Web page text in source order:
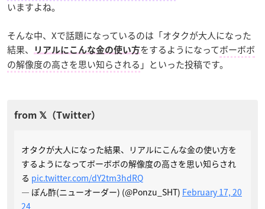
いますよね。
そんな中、Xで話題になっているのは「オタクが大人になった
結果、
リアルにこんな金の使い方をするようになってボーボボ
の解像度の高さを思い知らされる 」といった投稿です。
オタクが大人になった結果、リアルにこんな金の使い方を
するようになってボーボボの解像度の高さを思い知らされ
る pic.twitter.com/dY2tm3hdRQ
— ぽん酢(ニューオーダー) (@Ponzu_SHT) February 17, 20
24